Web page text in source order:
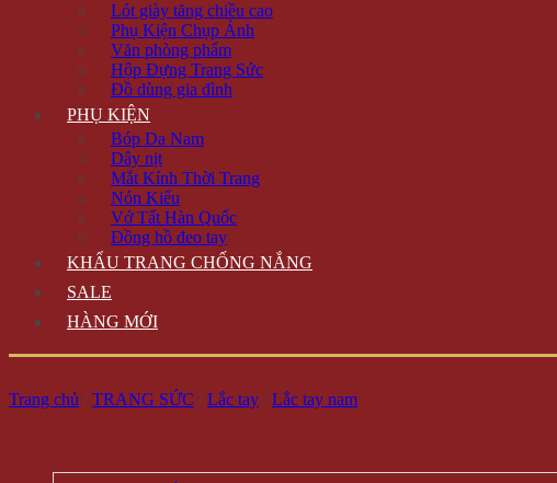
Lót giày tăng chiều cao
Phụ Kiện Chụp Ảnh
Văn phòng phẩm
Hộp Đựng Trang Sức
Đồ dùng gia đình
PHỤ KIỆN
Bóp Da Nam
Dây nịt
Mắt Kính Thời Trang
Nón Kiểu
Vớ Tất Hàn Quốc
Đồng hồ đeo tay
KHẨU TRANG CHỐNG NẮNG
SALE
HÀNG MỚI
Trang chủ / TRANG SỨC / Lắc tay / Lắc tay nam